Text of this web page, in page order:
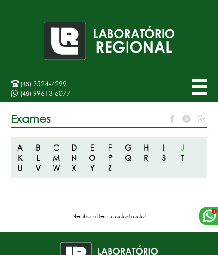
(48) 3524-4299
(48) 99613-6077
Exames
A B C D E F G H I
J
K
L M N O P Q R S
T
U
V W X Y Z
Nenhum item cadastrado!